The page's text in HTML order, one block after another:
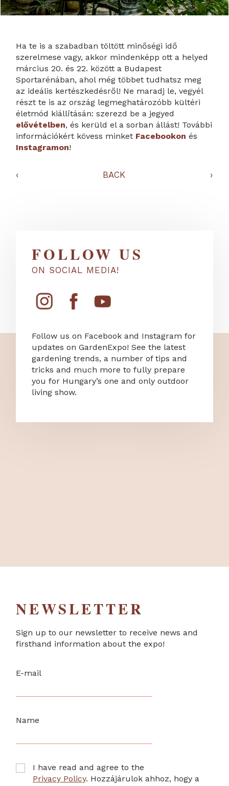
Ha te is a szabadban töltött minőségi idő
szerelmese vagy, akkor mindenképp ott a helyed
március 20. és 22. között a Budapest
Sportarénában, ahol még többet tudhatsz meg
az ideális kertészkedésről! Ne maradj le, vegyél
részt te is az ország legmeghatározóbb kültéri
életmód kiállításán: szerezd be a jegyed
elővételben, és kerüld el a sorban állást! További
információkért kövess minket Facebookon és
Instagramon!
‹ BACK ›
FOLLOW US
ON SOCIAL MEDIA!
Follow us on Facebook and Instagram for
updates on GardenExpo! See the latest
gardening trends, a number of tips and
tricks and much more to fully prepare
you for Hungary’s one and only outdoor
living show.
NEWSLETTER
Sign up to our newsletter to receive news and
firsthand information about the expo!
E-mail
Name
I have read and agree to the
Privacy Policy. Hozzájárulok ahhoz, hogy a